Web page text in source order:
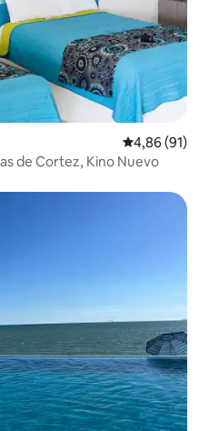
4,86 de uma
4,86 (91)
de Cortez, Kino Nuevo